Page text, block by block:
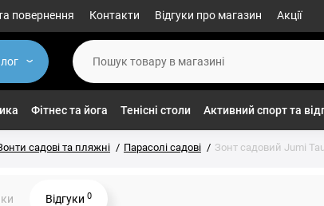
повернення Контакти Відгуки про магазин Акції
Фітнес та йога Тенісні столи Активний спорт та
садові та пляжні Парасолі садові Зонт садовий Jumi
Відгуки 0